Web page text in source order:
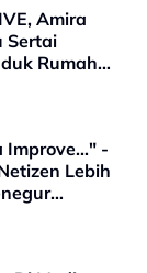
Amira
Sertai
Rumah
-
Lebih